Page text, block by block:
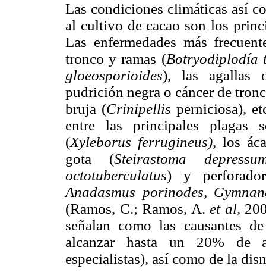
Las condiciones climáticas así
al cultivo de cacao son los
Las enfermedades más
tronco y ramas (Botryodiplodía
gloeosporioides), las agallas
pudrición negra o cáncer de
bruja (Crinipellis perniciosa),
entre las principales plagas
(Xyleborus ferrugineus), los
gota (Steirastoma
octotuberculatus) y
Anadasmus porinodes,
(Ramos, C.; Ramos, A. et al,
señalan como las causantes
alcanzar hasta un 20% de
especialistas), así como de la